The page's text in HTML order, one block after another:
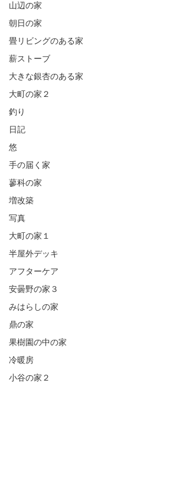
山辺の家
朝日の家
畳リビングのある家
薪ストーブ
大きな銀杏のある家
大町の家２
釣り
日記
悠
手の届く家
蓼科の家
増改築
写真
大町の家１
半屋外デッキ
アフターケア
安曇野の家３
みはらしの家
鼎の家
果樹園の中の家
冷暖房
小谷の家２